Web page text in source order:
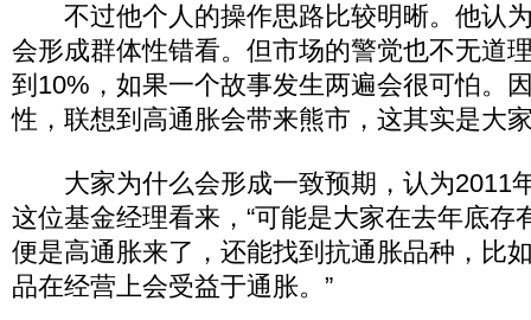
不过他个人的操作思路比较明晰。他认
会形成群体性错看。但市场的警觉也不无道
到10%，如果一个故事发生两遍会很可怕。
性，联想到高通胀会带来熊市，这其实是大
大家为什么会形成一致预期，认为2011
这位基金经理看来，“可能是大家在去年底存
便是高通胀来了，还能找到抗通胀品种，比
品在经营上会受益于通胀。”